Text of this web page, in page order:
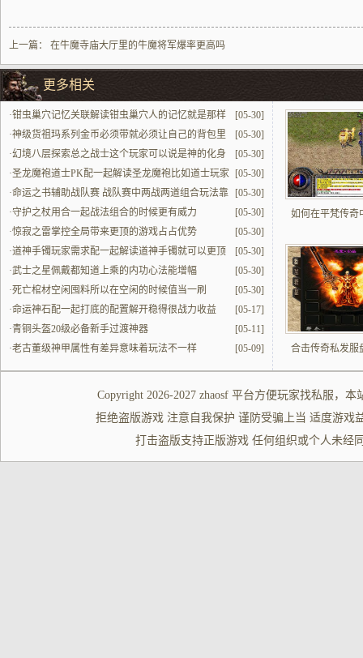
上一篇： 在牛魔寺庙大厅里的牛魔将军爆率更高吗
更多相关
[05-30]
·钳虫巢穴记忆关联解读钳虫巢穴人的记忆就是那样
的不可思议带着青春战斗回忆
[05-30]
·神级货祖玛系列金币必须带就必须让自己的背包里
面有堆成山的金币
[05-30]
·幻境八层探索总之战士这个玩家可以说是神的化身
[05-30]
·圣龙魔袍道士PK配一起解读圣龙魔袍比如道士玩家
们在PK的时候能提升最中心活下来与反制能力
[05-30]
·命运之书辅助战队赛 战队赛中两战两道组合玩法靠
它优化
[05-30]
·守护之杖用合一起战法组合的时候更有威力
[05-30]
·惊寂之雷掌控全局带来更顶的游戏占占优势
[05-30]
·道神手镯玩家需求配一起解读道神手镯就可以更顶
地满足人们对道士职业的多元需求
[05-30]
·武士之星佩戴都知道上乘的内功心法能增幅
[05-30]
·死亡棺材空闲囤料所以在空闲的时候值当一刷
[05-17]
·命运神石配一起打底的配置解开稳得很战力收益
[05-11]
·青铜头盔20级必备新手过渡神器
[05-09]
·老古董级神甲属性有差异意味着玩法不一样
如何在平梵传奇
合击传奇私发服
Copyright 2026-2027 zhaosf平台方便玩家找私服 ，本
拒绝盗版游戏 注意自我保护 谨防受骗上当 适度游戏
打击盗版支持正版游戏 任何组织或个人未经